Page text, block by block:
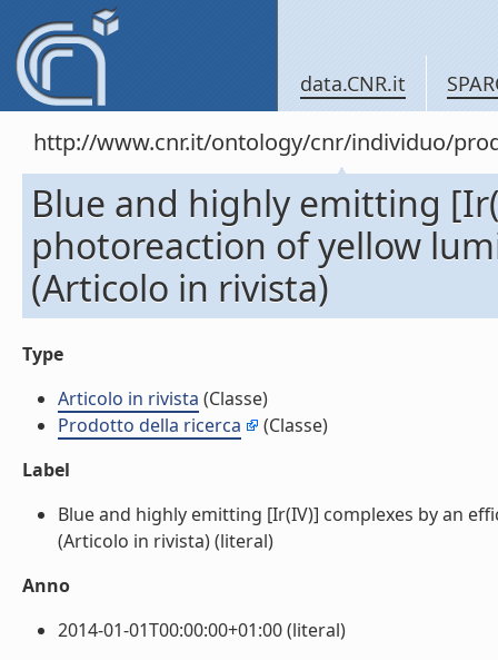
data.CNR.it
http://www.cnr.it/ontology/cnr/individuo/
Blue and highly emitting
photoreaction of yellow
(Articolo in rivista)
Type
Articolo in rivista (Classe)
Prodotto della ricerca
(Classe)
Label
Blue and highly emitting [Ir(IV)] complexes by an
(Articolo in rivista) (literal)
Anno
2014-01-01T00:00:00+01:00 (literal)